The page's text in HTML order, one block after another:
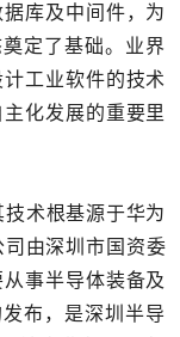
库及中间件，为
定了基础。业界
工业软件的技术
化发展的重要里
术根基源于华为
由深圳市国资委
事半导体装备及
布，是深圳半导